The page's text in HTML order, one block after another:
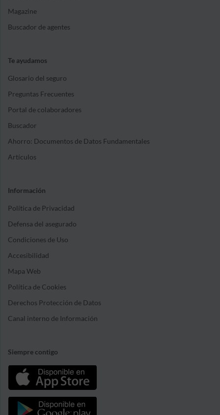
Magazine
Buscador de agentes
Te ayudamos
Glosario del seguro
Preguntas Frecuentes
Portal de colaboradores
Buscador
Ahorro: Documentos de Datos Fundamentales
Artículos
Información
Política de Privacidad
Defensa del asegurado
Condiciones de Uso
Accesibilidad
Mapa Web
Política de Cookies
Derechos Protección de Datos
Canal interno de Información
Siempre contigo